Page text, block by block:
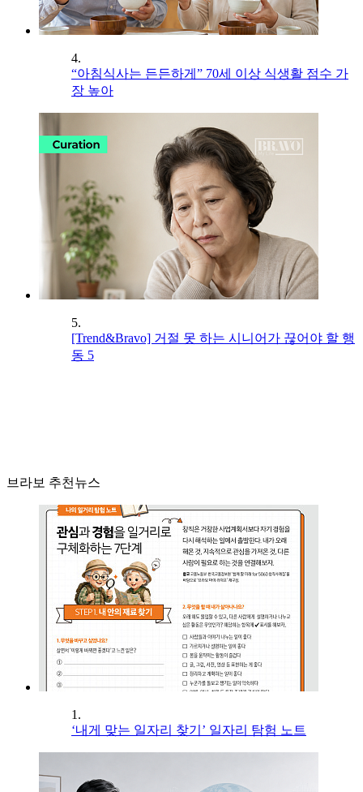
4.
“아침식사는 든든하게” 70세 이상 식생활 점수 가
장 높아
5.
[Trend&Bravo] 거절 못 하는 시니어가 끊어야 할 행
동 5
브라보 추천뉴스
1.
‘내게 맞는 일자리 찾기’ 일자리 탐험 노트